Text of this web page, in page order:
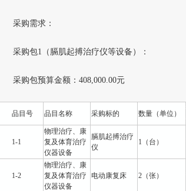
采购需求：
采购包1（膈肌起搏治疗仪等设备）：
采购包预算金额：408,000.00元
品目号 品目名称 采购标的 数量（单位）
1-1
物理治疗、康
复及体育治疗
仪器设备
膈肌起搏治疗
仪
1（台）
1-2
物理治疗、康
复及体育治疗
仪器设备
电动康复床 2（张）